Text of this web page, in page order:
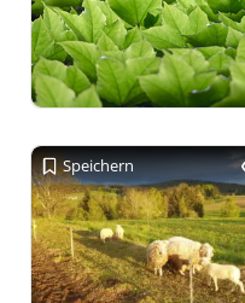
Speichern